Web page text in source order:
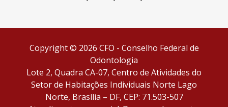
Facebook Instagram YouTube
Copyright © 2026 CFO - Conselho Federal de
Odontologia
Lote 2, Quadra CA-07, Centro de Atividades do
Setor de Habitações Individuais Norte Lago
Norte, Brasília – DF, CEP: 71.503-507